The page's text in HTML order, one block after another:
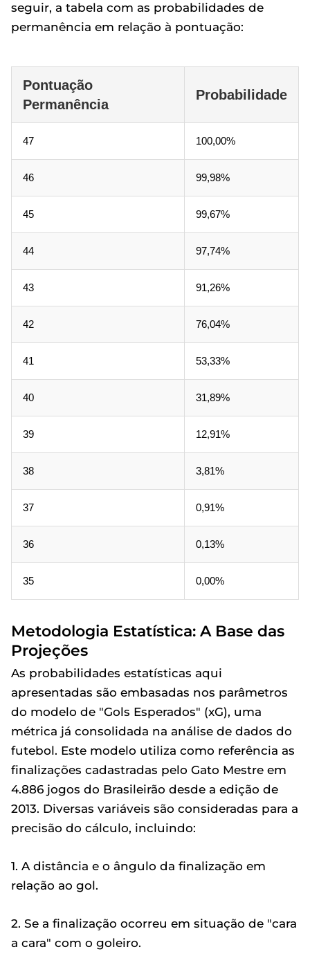
seguir, a tabela com as probabilidades de
permanência em relação à pontuação:
Pontuação
Permanência
Probabilidade
47 100,00%
46 99,98%
45 99,67%
44 97,74%
43 91,26%
42 76,04%
41 53,33%
40 31,89%
39 12,91%
38 3,81%
37 0,91%
36 0,13%
35 0,00%
Metodologia Estatística: A Base das
Projeções
As probabilidades estatísticas aqui
apresentadas são embasadas nos parâmetros
do modelo de "Gols Esperados" (xG), uma
métrica já consolidada na análise de dados do
futebol. Este modelo utiliza como referência as
finalizações cadastradas pelo Gato Mestre em
4.886 jogos do Brasileirão desde a edição de
2013. Diversas variáveis são consideradas para a
precisão do cálculo, incluindo:
1. A distância e o ângulo da finalização em
relação ao gol.
2. Se a finalização ocorreu em situação de "cara
a cara" com o goleiro.